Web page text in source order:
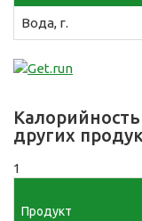
Вода, г.
других
1
Продукт